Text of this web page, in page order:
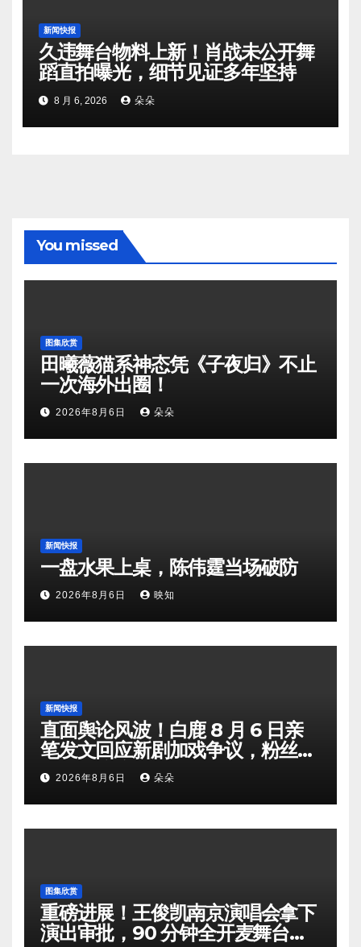
新闻快报
久违舞台物料上新！肖战未公开舞
蹈直拍曝光，细节见证多年坚持
8 月 6, 2026 朵朵
You missed
图集欣赏
田曦薇猫系神态凭《子夜归》不止
一次海外出圈！
2026年8月6日 朵朵
新闻快报
一盘水果上桌，陈伟霆当场破防
2026年8月6日 映知
新闻快报
直面舆论风波！白鹿 8 月 6 日亲
笔发文回应新剧加戏争议，粉丝剧
组矛盾暗流涌动
2026年8月6日 朵朵
图集欣赏
重磅进展！王俊凯南京演唱会拿下
演出审批，90 分钟全开麦舞台即